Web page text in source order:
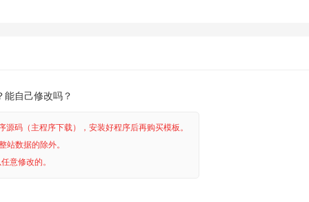
能自己修改吗？
码（主程序下载），安装好程序后再购买模板。
站数据的除外。
意修改的。